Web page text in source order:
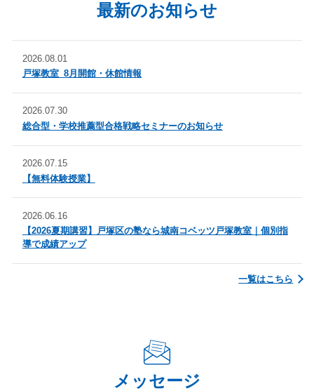
最新のお知らせ
2026.08.01
戸塚教室_8月開館・休館情報
2026.07.30
総合型・学校推薦型合格戦略セミナーのお知らせ
2026.07.15
【無料体験授業】
2026.06.16
【2026夏期講習】戸塚区の塾なら城南コベッツ戸塚教室｜個別指
導で成績アップ
一覧はこちら
メッセージ